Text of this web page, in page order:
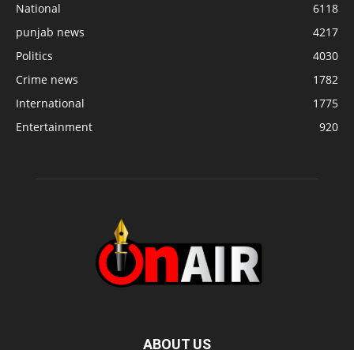
National
6118
punjab news
4217
Politics
4030
Crime news
1782
International
1775
Entertainment
920
ABOUT US